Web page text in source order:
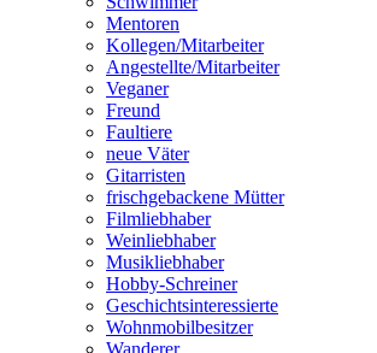
Mentoren
Kollegen/Mitarbeiter
Angestellte/Mitarbeiter
Veganer
Freund
Faultiere
neue Väter
Gitarristen
frischgebackene Mütter
Filmliebhaber
Weinliebhaber
Musikliebhaber
Hobby-Schreiner
Geschichtsinteressierte
Wohnmobilbesitzer
Wanderer